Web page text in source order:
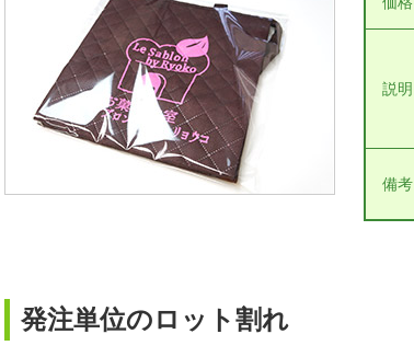
説明
備考
発注単位のロット割れ